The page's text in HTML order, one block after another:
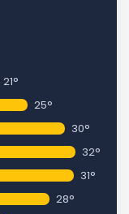
21°
25°
30°
32°
31°
28°